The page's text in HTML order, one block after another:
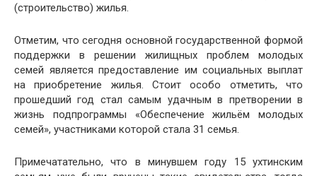
(строительство) жилья.
Отметим, что сегодня основной государственной формой
поддержки в решении жилищных проблем молодых
семей является предоставление им социальных выплат
на приобретение жилья. Стоит особо отметить, что
прошедший год стал самым удачным в претворении в
жизнь подпрограммы «Обеспечение жильём молодых
семей», участниками которой стала 31 семья.
Примечатательно, что в минувшем году 15 ухтинским